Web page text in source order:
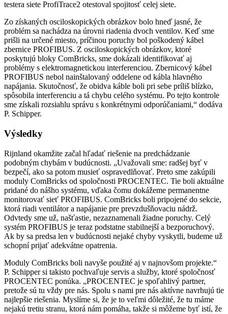
testera siete ProfiTrace2 otestoval spojitosť celej siete.
Zo získaných osciloskopických obrázkov bolo hneď jasné, že
problém sa nachádza na úrovni riadenia dvoch ventilov. Keď sme
prišli na určené miesto, príčinou poruchy bol poškodený kábel
zbernice PROFIBUS. Z osciloskopických obrázkov, ktoré
poskytujú bloky ComBricks, sme dokázali identifikovať aj
problémy s elektromagnetickou interferenciou. Zbernicový kábel
PROFIBUS nebol nainštalovaný oddelene od kábla hlavného
napájania. Skutočnosť, že obidva káble boli pri sebe príliš blízko,
spôsobila interferenciu a tá chybu celého systému. Po tejto kontrole
sme získali rozsiahlu správu s konkrétnymi odporúčaniami,“ dodáva
P. Schipper.
Výsledky
Rijnland okamžite začal hľadať riešenie na predchádzanie
podobným chybám v budúcnosti. „Uvažovali sme: radšej byť v
bezpečí, ako sa potom musieť ospravedlňovať. Preto sme zakúpili
moduly ComBricks od spoločnosti PROCENTEC. Tie boli aktuálne
pridané do nášho systému, vďaka čomu dokážeme permanentne
monitorovať sieť PROFIBUS. ComBricks boli pripojené do sekcie,
ktorá riadi ventilátor a napájanie pre prevzdušňovaciu nádrž.
Odvtedy sme už, našťastie, nezaznamenali žiadne poruchy. Celý
systém PROFIBUS je teraz podstatne stabilnejší a bezporuchový.
Ak by sa predsa len v budúcnosti nejaké chyby vyskytli, budeme už
schopní prijať adekvátne opatrenia.
Moduly ComBricks boli navyše použité aj v najnovšom projekte.“
P. Schipper si takisto pochvaľuje servis a služby, ktoré spoločnosť
PROCENTEC ponúka. „PROCENTEC je spoľahlivý partner,
pretože sú tu vždy pre nás. Spolu s nami pre nás aktívne navrhujú tie
najlepšie riešenia. Myslíme si, že je to veľmi dôležité, že tu máme
nejakú tretiu stranu, ktorá nám pomáha, takže si môžeme byť istí, že